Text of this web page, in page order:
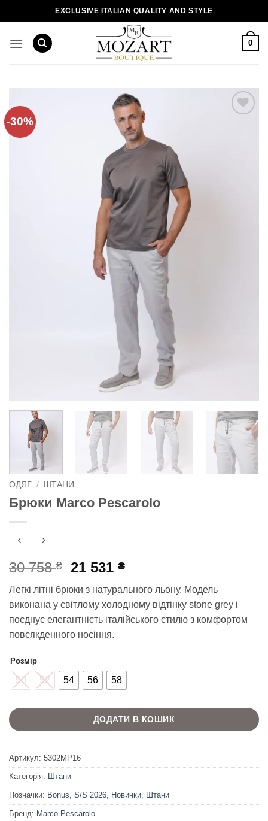
EXCLUSIVE ITALIAN QUALITY AND STYLE
0
-30%
ОДЯГ / ШТАНИ
Брюки Marco Pescarolo
30 758₴
Оригінальна
30
758 ₴.
21 531₴Поточна
21
531 ₴.
Легкі літні брюки з натурального льону. Модель
виконана у світлому холодному відтінку stone grey і
поєднує елегантність італійського стилю з комфортом
повсякденного носіння.
Розмір
50 52 54 56 58
ДОДАТИ В КОШИК
Артикул: 5302MP16
Категорія: Штани
Позначки: Bonus S/S 2026 Новинки Штани
Бренд: Marco Pescarolo